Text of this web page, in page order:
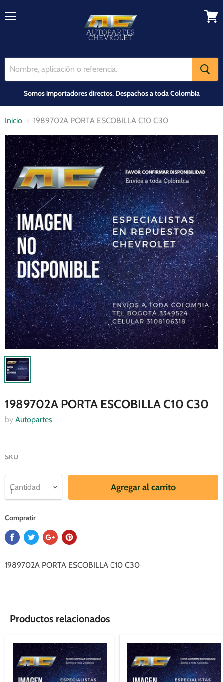
Somos importadores directos. Despachos a toda Colombia
Inicio 1989702A PORTA ESCOBILLA C10 C30
1989702A PORTA ESCOBILLA C10 C30
by Autopartes
SKU
Cantidad Agregar al carrito
Compratir
1989702A PORTA ESCOBILLA C10 C30
Productos relacionados